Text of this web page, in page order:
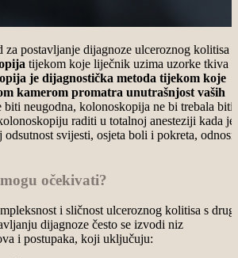
za postavljanje dijagnoze ulceroznog kolitisa
tijekom koje liječnik uzima uzorke tkiva
je dijagnostička metoda tijekom koje
kamerom promatra unutrašnjost vaših
neugodna, kolonoskopija ne bi trebala biti
raditi u totalnoj anesteziji kada je
svijesti, osjeta boli i pokreta,
očekivati?
i sličnost ulceroznog kolitisa s
dijagnoze često se izvodi niz
i postupaka, koji uključuju: